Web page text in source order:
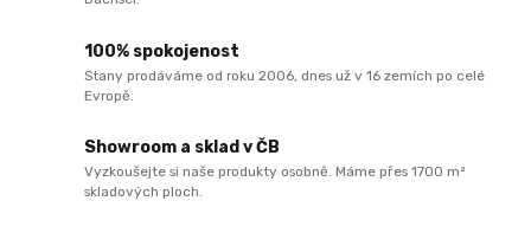
100% spokojenost
Stany prodáváme od roku 2006, dnes už v 16 zemích po celé
Evropě.
Showroom a sklad v ČB
Vyzkoušejte si naše produkty osobně. Máme přes 1700 m²
skladových ploch.